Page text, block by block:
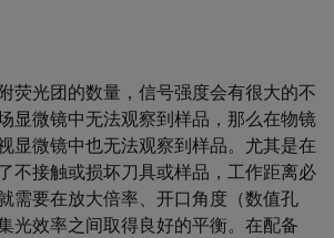
荧光团的数量，信号强度会有很大的不
显微镜中无法观察到样品，那么在物镜
显微镜中也无法观察到样品。尤其是在
不接触或损坏刀具或样品，工作距离必
需要在放大倍率、开口角度（数值孔
光效率之间取得良好的平衡。在配备